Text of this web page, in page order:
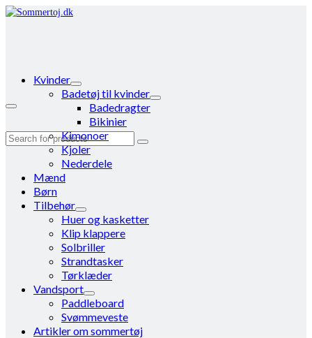
Search
Kvinder
Badetøj til kvinder
Badedragter
Bikinier
Kimonoer
Kjoler
Nederdele
Mænd
Børn
Tilbehør
Huer og kasketter
Klip klappere
Solbriller
Strandtasker
Tørklæder
Vandsport
Paddleboard
Svømmeveste
Artikler om sommertøj